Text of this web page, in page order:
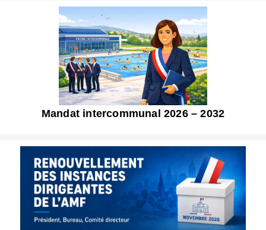
Mandat intercommunal 2026 – 2032